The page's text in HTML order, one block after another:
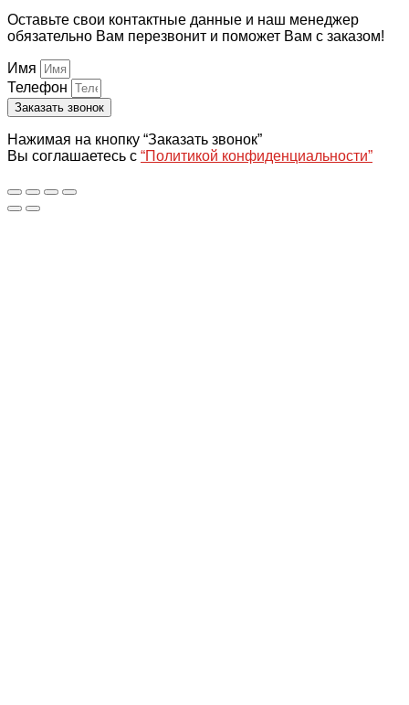
Оставьте свои контактные данные и наш менеджер
обязательно Вам перезвонит и поможет Вам с заказом!
Имя
Телефон
Заказать звонок
Нажимая на кнопку “Заказать звонок”
Вы соглашаетесь с “Политикой конфиденциальности”